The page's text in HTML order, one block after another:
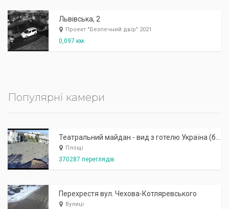
Львівська, 2
Проект "Безпечний двір" 2021
0,097 км.
Популярні камери
Площі
370287 переглядів
Перехрестя вул. Чехова-Котляревського
Вулиці